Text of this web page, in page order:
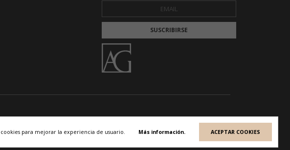
Y DESARROLLO POR IDEARTE
cookies para mejorar la experiencia de usuario. Más información. ACEPTAR COOKIES